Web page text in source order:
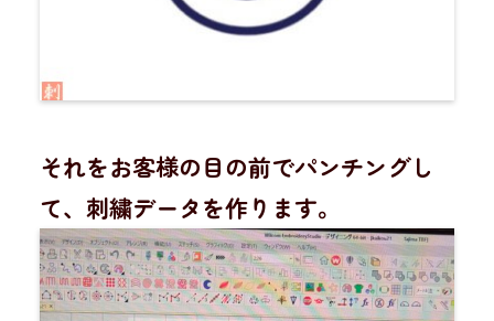
それをお客様の目の前でパンチングし
て、刺繍データを作ります。